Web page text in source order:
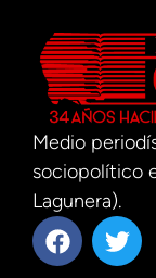
Medio
sociopolítico
Lagunera).